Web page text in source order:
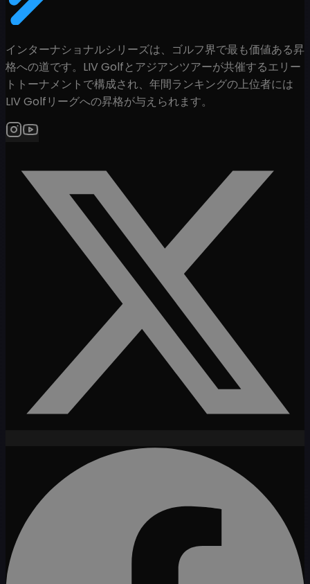
インターナショナルシリーズは、ゴルフ界で最も価値ある昇
格への道です。LIV Golfとアジアンツアーが共催するエリー
トトーナメントで構成され、年間ランキングの上位者には
LIV Golfリーグへの昇格が与えられます。